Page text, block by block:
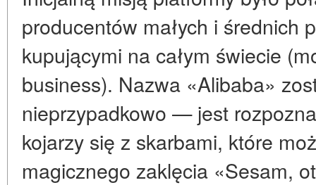
producentów małych i średnich
kupującymi na całym świecie
business). Nazwa «Alibaba»
nieprzypadkowo — jest
kojarzy się z skarbami, które
magicznego zaklęcia «Sesam,